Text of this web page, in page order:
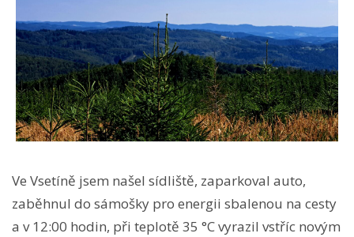
Ve Vsetíně jsem našel sídliště, zaparkoval auto,
zaběhnul do sámošky pro energii sbalenou na cesty
a v 12:00 hodin, při teplotě 35 °C vyrazil vstříc novým